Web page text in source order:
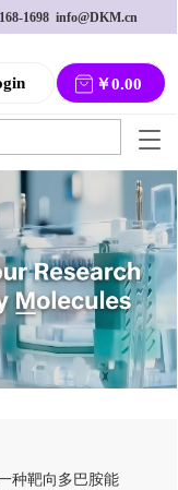
1698
  info@DKM.cn
￥0.00
T
g
l
e
n
a
v
i
g
a
种靶向多巴胺能